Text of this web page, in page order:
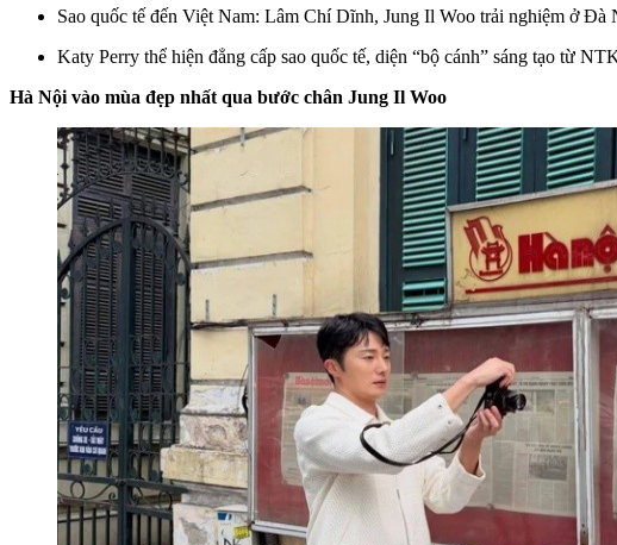
Sao quốc tế đến Việt Nam: Lâm Chí Dĩnh, Jung Il Woo trải nghiệm ở Đà
Katy Perry thể hiện đẳng cấp sao quốc tế, diện “bộ cánh” sáng tạo từ
Hà Nội vào mùa đẹp nhất qua bước chân Jung Il Woo